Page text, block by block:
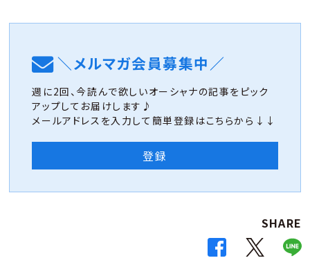
＼メルマガ会員募集中／
週に2回、今読んで欲しいオーシャナの記事をピック
アップしてお届けします♪
メールアドレスを入力して簡単登録はこちらから↓↓
登録
SHARE